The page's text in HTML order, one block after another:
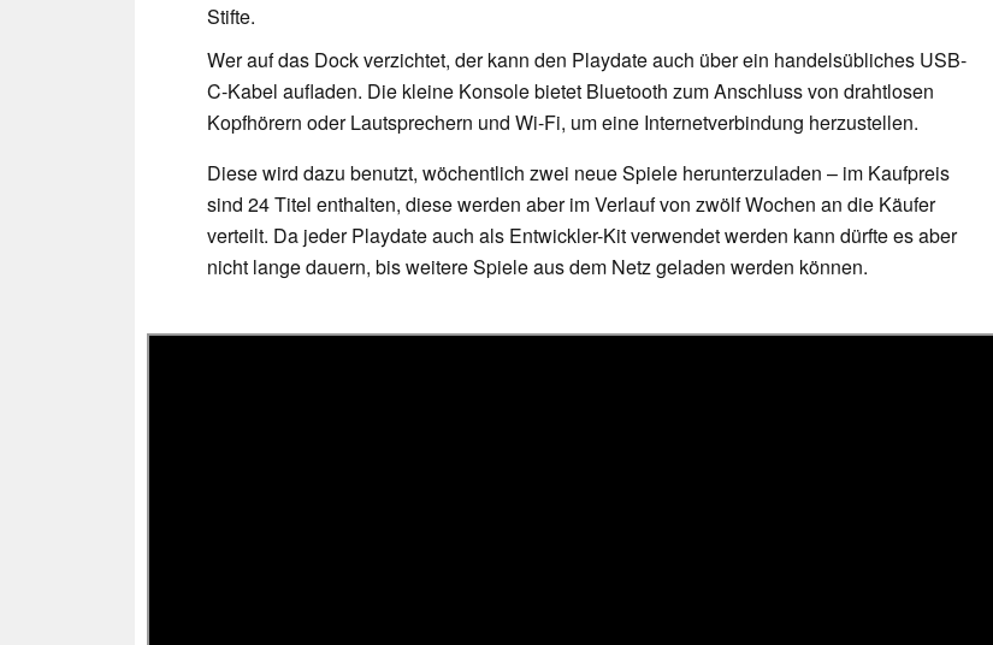
Stifte.
Wer auf das Dock verzichtet, der kann den Playdate auch über ein handelsübliches USB-
C-Kabel aufladen. Die kleine Konsole bietet Bluetooth zum Anschluss von drahtlosen
Kopfhörern oder Lautsprechern und Wi-Fi, um eine Internetverbindung herzustellen.
Diese wird dazu benutzt, wöchentlich zwei neue Spiele herunterzuladen – im Kaufpreis
sind 24 Titel enthalten, diese werden aber im Verlauf von zwölf Wochen an die Käufer
verteilt. Da jeder Playdate auch als Entwickler-Kit verwendet werden kann dürfte es aber
nicht lange dauern, bis weitere Spiele aus dem Netz geladen werden können.